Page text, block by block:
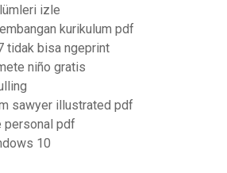
izle
kurikulum pdf
tidak bisa ngeprint
niño gratis
sawyer illustrated pdf
personal pdf
10